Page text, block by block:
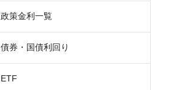
政策金利一覧
債券・国債利回り
ETF